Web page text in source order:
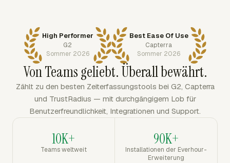
High Performer
G2
Sommer 2026
Best Ease Of Use
Capterra
Sommer 2026
Von Teams geliebt. Überall bewährt.
Zählt zu den besten Zeiterfassungstools bei G2, Capterra
und TrustRadius — mit durchgängigem Lob für
Benutzerfreundlichkeit, Integrationen und Support.
10K+
Teams weltweit
90K+
Installationen der Everhour-
Erweiterung